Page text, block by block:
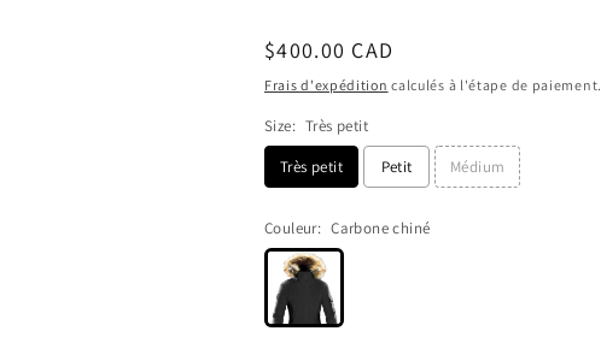
Prix
habituel
$400.00 CAD
Frais d'expédition calculés à l'étape de paiement.
Size: Très petit
Très petit
Petit Médium
Couleur: Carbone chiné